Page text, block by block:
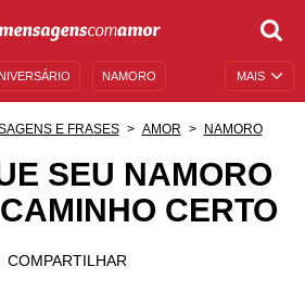
MAIS
NAMORO
MENSAGENS DE ANIVERSÁRIO
E FRASES AMOR NAMORO
SEU NAMORO
CERTO
COMPARTILHAR